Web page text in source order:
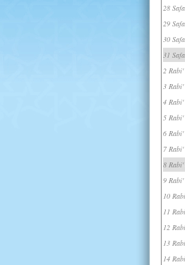
28
29
30
31
2
3
4
5
6
7
8
9
10
11
12
13
14